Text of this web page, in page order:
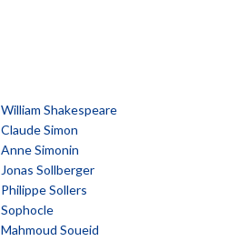
William Shakespeare
Claude Simon
Anne Simonin
Jonas Sollberger
Philippe Sollers
Sophocle
Mahmoud Soueid